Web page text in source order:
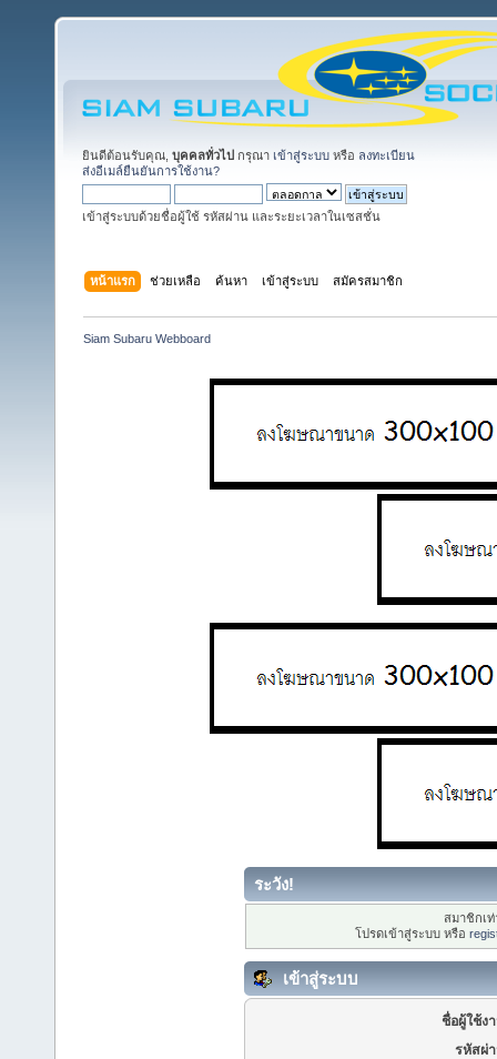
ยินดีต้อนรับคุณ, บุคคลทั่วไป กรุณา เข้าสู่ระบบ หรือ ลงทะเบียน
ส่งอีเมล์ยืนยันการใช้งาน?
เข้าสู่ระบบด้วยชื่อผู้ใช้ รหัสผ่าน และระยะเวลาในเซสชั่น
หน้าแรก ช่วยเหลือ ค้นหา เข้าสู่ระบบ สมัครสมาชิก
Siam Subaru Webboard
ระวัง!
สมาชิกเ
โปรดเข้าสู่ระบบ หรือ
เข้าสู่ระบบ
ชื่อผู้ใช้ง
รหัสผ่